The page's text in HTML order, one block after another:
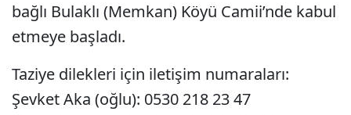
bağlı Bulaklı (Memkan) Köyü Camii’nde kabul
etmeye başladı.
Taziye dilekleri için iletişim numaraları:
Şevket Aka (oğlu): 0530 218 23 47